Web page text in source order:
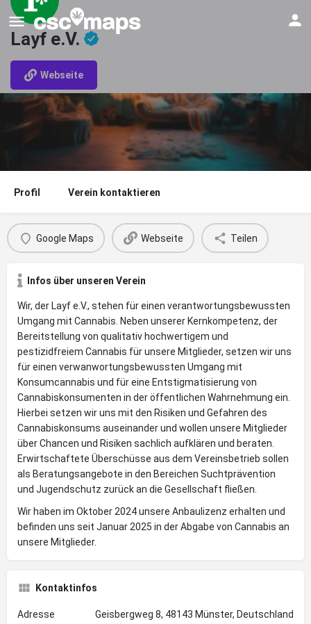
Layf e.V.
Webseite
Profil Verein kontaktieren
Google Maps Webseite Teilen
Infos über unseren Verein
Wir, der Layf e.V., stehen für einen verantwortungsbewussten
Umgang mit Cannabis. Neben unserer Kernkompetenz, der
Bereitstellung von qualitativ hochwertigem und
pestizidfreiem Cannabis für unsere Mitglieder, setzen wir uns
für einen verwanwortungsbewussten Umgang mit
Konsumcannabis und für eine Entstigmatisierung von
Cannabiskonsumenten in der öffentlichen Wahrnehmung ein.
Hierbei setzen wir uns mit den Risiken und Gefahren des
Cannabiskonsums auseinander und wollen unsere Mitglieder
über Chancen und Risiken sachlich aufklären und beraten.
Erwirtschaftete Überschüsse aus dem Vereinsbetrieb sollen
als Beratungsangebote in den Bereichen Suchtprävention
und Jugendschutz zurück an die Gesellschaft fließen.
Wir haben im Oktober 2024 unsere Anbaulizenz erhalten und
befinden uns seit Januar 2025 in der Abgabe von Cannabis an
unsere Mitglieder.
Kontaktinfos
Adresse Geisbergweg 8, 48143 Münster, Deutschland